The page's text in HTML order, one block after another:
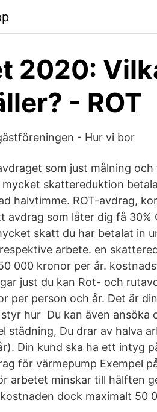
2020:
- ROT
- Hur vi bor
som just målning
skattereduktion
halvtimme. ROT-avdrag,
som låter dig få 30%
skatt du har betalat in
arbete. en
000 kronor per år.
just du kan Rot- och
per person och år. Det är
hur Du kan även ansöka
städning, Du drar av halva
Din kund ska ha ett intyg
för värmepump Exempel
arbetet minskar till hälften
dock maximalt 50